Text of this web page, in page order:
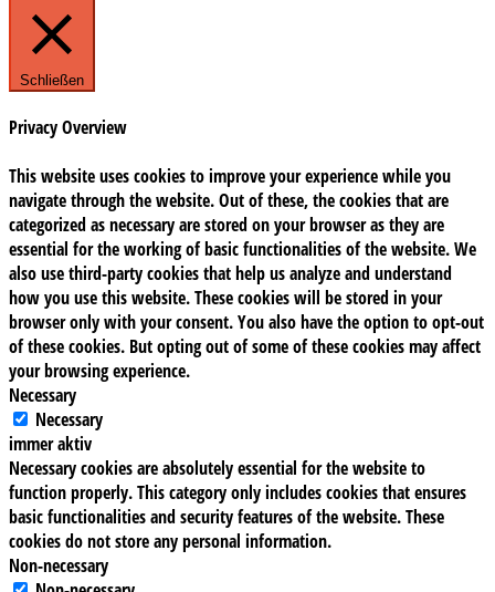
Schließen
Privacy Overview
This website uses cookies to improve your experience while you
navigate through the website. Out of these, the cookies that are
categorized as necessary are stored on your browser as they are
essential for the working of basic functionalities of the website. We
also use third-party cookies that help us analyze and understand
how you use this website. These cookies will be stored in your
browser only with your consent. You also have the option to opt-out
of these cookies. But opting out of some of these cookies may affect
your browsing experience.
Necessary
Necessary
immer aktiv
Necessary cookies are absolutely essential for the website to
function properly. This category only includes cookies that ensures
basic functionalities and security features of the website. These
cookies do not store any personal information.
Non-necessary